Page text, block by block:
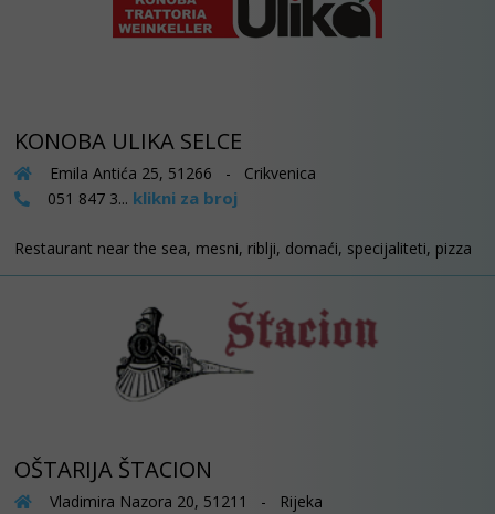
KONOBA ULIKA SELCE
Emila Antića 25, 51266 - Crikvenica
051 847 3... klikni za broj
Restaurant near the sea, mesni, riblji, domaći, specijaliteti, pizza
OŠTARIJA ŠTACION
Vladimira Nazora 20, 51211 - Rijeka